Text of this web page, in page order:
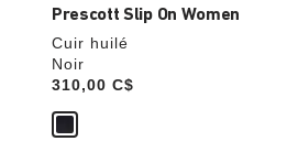
Prescott Slip On Women
Cuir huilé
Noir
Price:
310,00 C$